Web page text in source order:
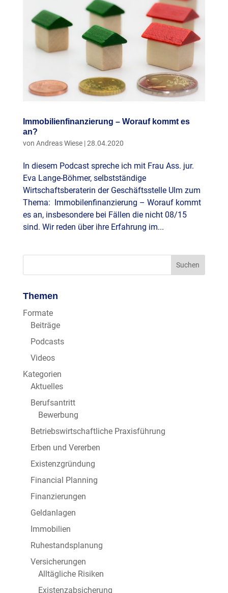
Immobilienfinanzierung – Worauf kommt es
an?
von Andreas Wiese|28.04.2020
In diesem Podcast spreche ich mit Frau Ass. jur.
Eva Lange-Böhmer, selbstständige
Wirtschaftsberaterin der Geschäftsstelle Ulm zum
Thema: Immobilenfinanzierung – Worauf kommt
es an, insbesondere bei Fällen die nicht 08/15
sind. Wir reden über ihre Erfahrung im...
Themen
Formate
Beiträge
Podcasts
Videos
Kategorien
Aktuelles
Berufsantritt
Bewerbung
Betriebswirtschaftliche Praxisführung
Erben und Vererben
Existenzgründung
Financial Planning
Finanzierungen
Geldanlagen
Immobilien
Ruhestandsplanung
Versicherungen
Alltägliche Risiken
Existenzabsicherung